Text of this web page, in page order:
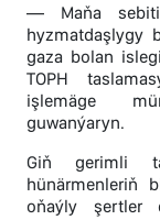
— Maňa
hyzmatdaşlygy
gaza bolan
TOPH
işlemäge
guwanýaryn.
Giň gerimli
hünärmenleriň
oňaýly şertler